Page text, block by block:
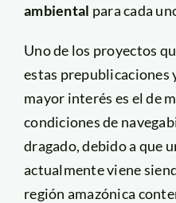
ambiental para cada
Uno de los proyectos
estas prepublicaciones
mayor interés es el de
condiciones de
dragado, debido a que
actualmente viene
región amazónica